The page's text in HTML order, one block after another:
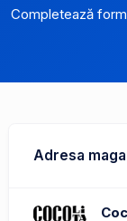
Completează
Adresa